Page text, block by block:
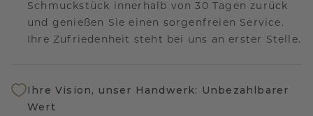
Schmuckstück innerhalb von 30 Tagen zurück
und genießen Sie einen sorgenfreien Service.
Ihre Zufriedenheit steht bei uns an erster Stelle.
Ihre Vision, unser Handwerk: Unbezahlbarer
Wert